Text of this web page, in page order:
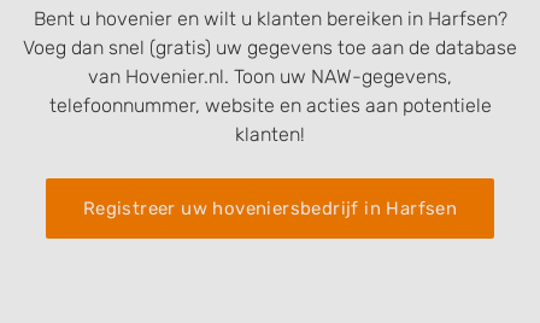
Bent u hovenier en wilt u klanten bereiken in Harfsen?
Voeg dan snel (gratis) uw gegevens toe aan de database
van Hovenier.nl. Toon uw NAW-gegevens,
telefoonnummer, website en acties aan potentiele
klanten!
Registreer uw hoveniersbedrijf in Harfsen